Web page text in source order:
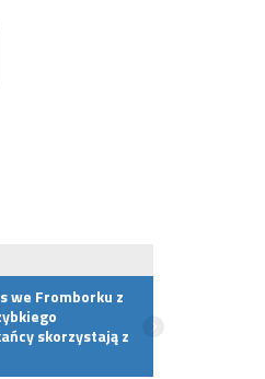
we Fromborku z
skorzystają z